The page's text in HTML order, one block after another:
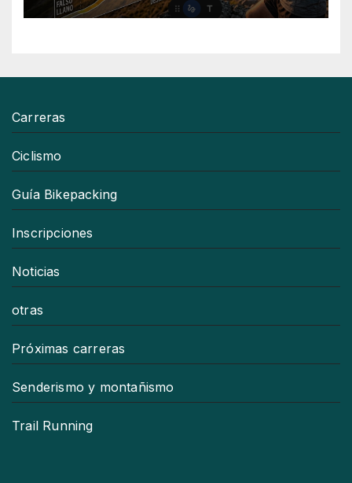
Carreras
Ciclismo
Guía Bikepacking
Inscripciones
Noticias
otras
Próximas carreras
Senderismo y montañismo
Trail Running